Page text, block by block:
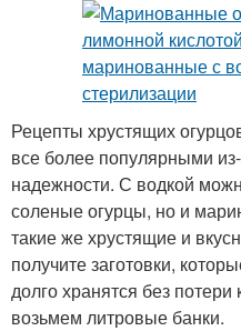
Рецепты хрустящих
все более популярными
надежности. С водкой
соленые огурцы, но и
такие же хрустящие и
получите заготовки,
долго хранятся без
возьмем литровые банки.